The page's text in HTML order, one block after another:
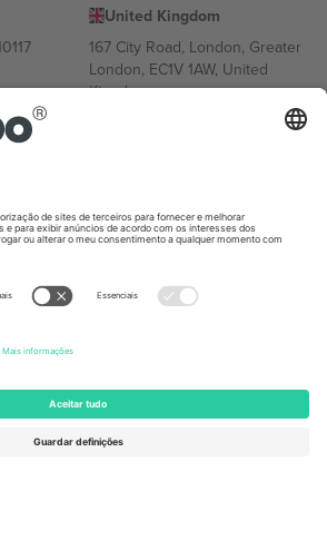
United Kingdom
167 City Road, London, Greater
London, EC1V 1AW, United
Kingdom
United
UAE Dubai Silicon Oasis, DDP